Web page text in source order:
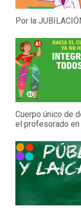
Por la
Cuerpo único de
el profesorado en